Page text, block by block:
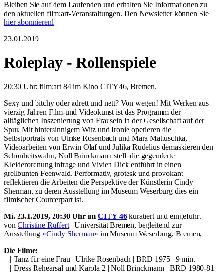
Bleiben Sie auf dem Laufenden und erhalten Sie Informationen zu
den aktuellen film:art-Veranstaltungen. Den Newsletter können Sie
hier abonnierenl
23.01.2019
Roleplay - Rollenspiele
20:30 Uhr: film:art 84 im Kino CITY46, Bremen.
Sexy und bitchy oder adrett und nett? Von wegen! Mit Werken aus
vierzig Jahren Film-und Videokunst ist das Programm der
alltäglichen Inszenierung von Frausein in der Gesellschaft auf der
Spur. Mit hintersinnigem Witz und Ironie operieren die
Selbstporträts von Ulrike Rosenbach und Mara Mattuschka,
Videoarbeiten von Erwin Olaf und Julika Rudelius demaskieren den
Schönheitswahn, Noll Brinckmann stellt die gegenderte
Kleiderordnung infrage und Vivien Dick entführt in einen
grellbunten Feenwald. Performativ, grotesk und provokant
reflektieren die Arbeiten die Perspektive der Künstlerin Cindy
Sherman, zu deren Ausstellung im Museum Weserburg dies ein
filmischer Counterpart ist.
Mi. 23.1.2019, 20:30 Uhr im CITY 46 kuratiert und eingeführt
von Christine Rüffert | Universität Bremen, begleitend zur
Ausstellung »Cindy Sherman« im Museum Weserburg, Bremen,
Die Filme:
| Tanz für eine Frau | Ulrike Rosenbach | BRD 1975 | 9 min.
| Dress Rehearsal und Karola 2 | Noll Brinckmann | BRD 1980-81